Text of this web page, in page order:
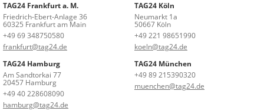
TAG24 Frankfurt a. M.
Friedrich-Ebert-Anlage 36
60325 Frankfurt am Main
+49 69 348750580
frankfurt@tag24.de
TAG24 Köln
Neumarkt 1a
50667 Köln
+49 221 98651990
koeln@tag24.de
TAG24 Hamburg
Am Sandtorkai 77
20457 Hamburg
+49 40 228608090
hamburg@tag24.de
TAG24 München
+49 89 215390320
muenchen@tag24.de